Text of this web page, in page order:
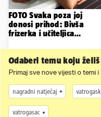
FOTO Svaka poza joj
donosi prihod: Bivša
frizerka i učiteljica
Instagram
Odaberi temu koju
Primaj sve nove vijesti o temi
nagradni natječaj
vatrogasac